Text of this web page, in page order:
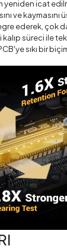
yeniden icat
ve kaymasını
ederek, çok
süreci ile
sıkı bir